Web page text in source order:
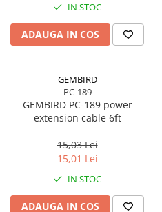
IN STOC
ADAUGA IN COS
GEMBIRD
PC-189
GEMBIRD PC-189 power
extension cable 6ft
15,03 Lei
15,01 Lei
IN STOC
ADAUGA IN COS